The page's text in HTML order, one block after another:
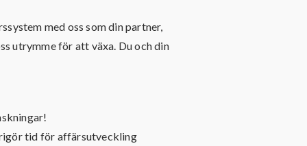
med oss som din partner,
utrymme för att växa. Du och din
tid för affärsutveckling